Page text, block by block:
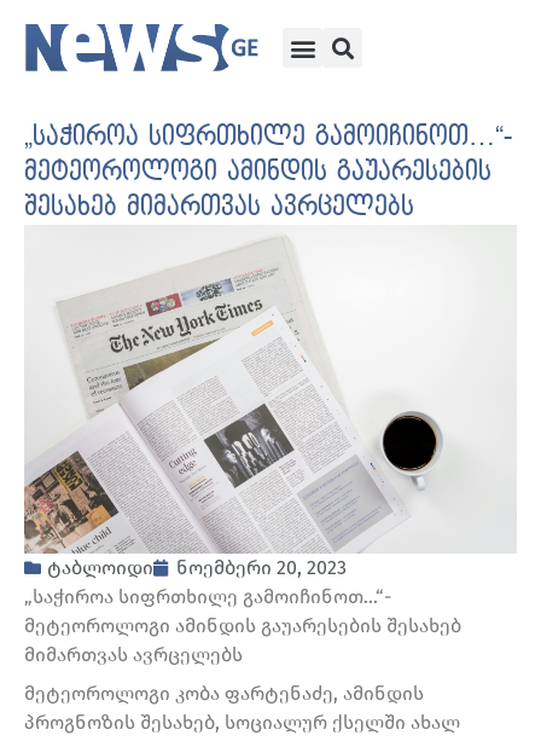
„საჭიროა სიფრთხილე გამოიჩინოთ…“-
მეტეოროლოგი ამინდის გაუარესების
შესახებ მიმართვას ავრცელებს
ტაბლოიდი
ნოემბერი 20, 2023
„საჭიროა სიფრთხილე გამოიჩინოთ…“-
მეტეოროლოგი ამინდის გაუარესების შესახებ
მიმართვას ავრცელებს
მეტეოროლოგი კობა ფარტენაძე, ამინდის
პროგნოზის შესახებ, სოციალურ ქსელში ახალ